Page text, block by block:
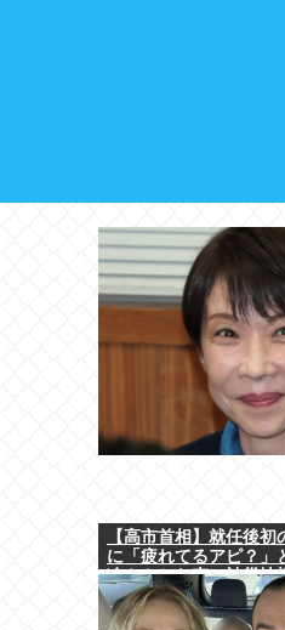
【高市首相】就任後
に「疲れてるアピ？」
冷ややかな声…被災地
続く不信